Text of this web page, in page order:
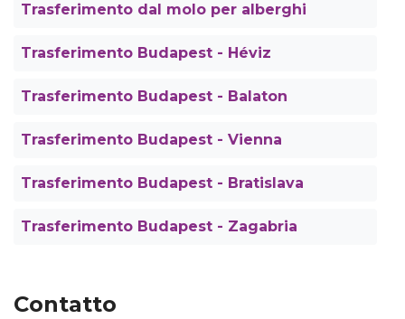
Trasferimento dal molo per alberghi
Trasferimento Budapest - Héviz
Trasferimento Budapest - Balaton
Trasferimento Budapest - Vienna
Trasferimento Budapest - Bratislava
Trasferimento Budapest - Zagabria
Contatto